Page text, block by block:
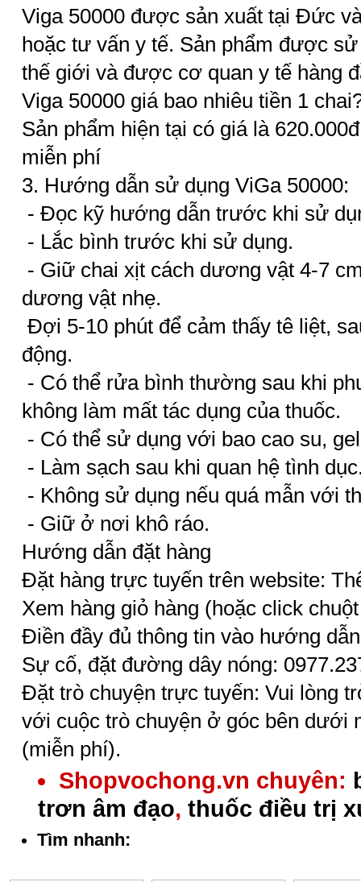
Viga 50000 được sản xuất tại Đức
hoặc tư vấn y tế. Sản phẩm được
thế giới và được cơ quan y tế hàng
Viga 50000 giá bao nhiêu tiền 1
Sản phẩm hiện tại có giá là
miễn phí
3. Hướng dẫn sử dụng ViGa 50000:
- Đọc kỹ hướng dẫn trước khi sử
- Lắc bình trước khi sử dụng.
- Giữ chai xịt cách dương vật 4-7
dương vật nhẹ.
Đợi 5-10 phút để cảm thấy tê liệt,
động.
- Có thể rửa bình thường sau khi
không làm mất tác dụng của thuốc.
- Có thể sử dụng với bao cao su,
- Làm sạch sau khi quan hệ tình
- Không sử dụng nếu quá mẫn với
- Giữ ở nơi khô ráo.
Hướng dẫn đặt hàng
Đặt hàng trực tuyến trên website:
Xem hàng giỏ hàng (hoặc click
Điền đầy đủ thông tin vào hướng
Sự cố, đặt đường dây nóng:
Đặt trò chuyện trực tuyến: Vui lòng
với cuộc trò chuyện ở góc bên dưới
(miễn phí).
Shopvochong.vn chuyên:
trơn âm đạo, thuốc điều trị
Tìm nhanh: